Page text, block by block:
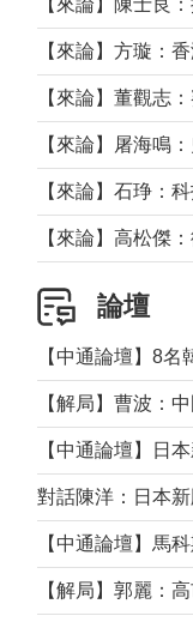
【來論】董觀志
論壇